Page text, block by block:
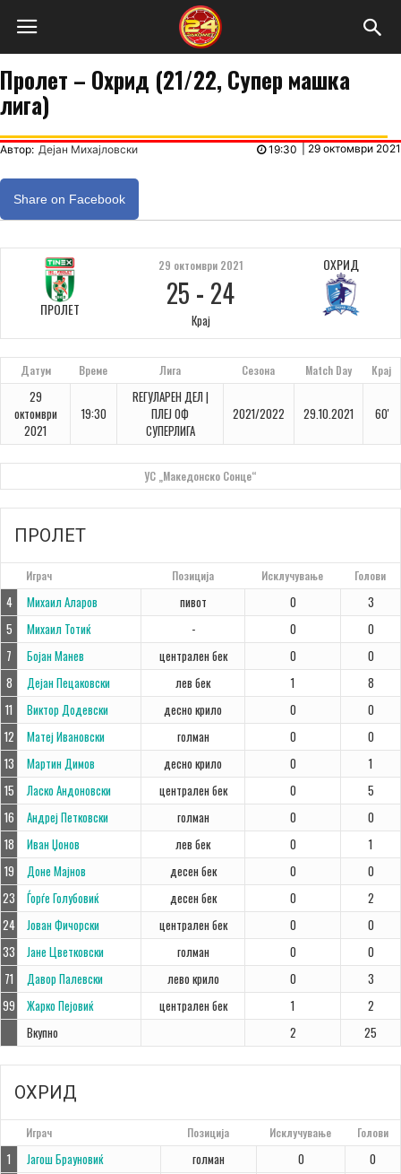
Пролет – Охрид (21/22, Супер машка
лига)
Автор: Дејан Михајловски 29 октомври 2021
19:30
Share on Facebook
ПРОЛЕТ
ОХРИД
29 октомври 2021
25 - 24
Крај
Датум Време Лига Сезона Match Day Крај
29
октомври
2021
19:30
REГУЛАРЕН ДЕЛ |
ПЛЕЈ ОФ
СУПЕРЛИГА
2021/2022 29.10.2021 60'
УС „Македонско Сонце“
ПРОЛЕТ
Играч Позиција Исклучување Голови
4 Михаил Аларов пивот 0
3
5
Михаил Тотиќ - 0
0
7
Бојан Манев централен бек 0
0
8
Дејан Пецаковски лев бек 1
8
11
Виктор Додевски десно крило 0
0
12
Матеј Ивановски голман 0
0
13
Мартин Димов десно крило 0
1
15
Ласко Андоновски централен бек 0
5
16
Андреј Петковски голман 0
0
18
Иван Џонов лев бек 0
1
19
Доне Мајнов десен бек 0
0
23
Ѓорѓе Голубовиќ десен бек 0
2
24
Јован Фичорски централен бек 0
0
33
Јане Цветковски голман 0
0
71
Давор Палевски лево крило 0
3
99
Жарко Пејовиќ централен бек 1
2
Вкупно
2 25
ОХРИД
Играч Позиција Исклучување Голови
1 Јагош Брауновиќ голман 0
0